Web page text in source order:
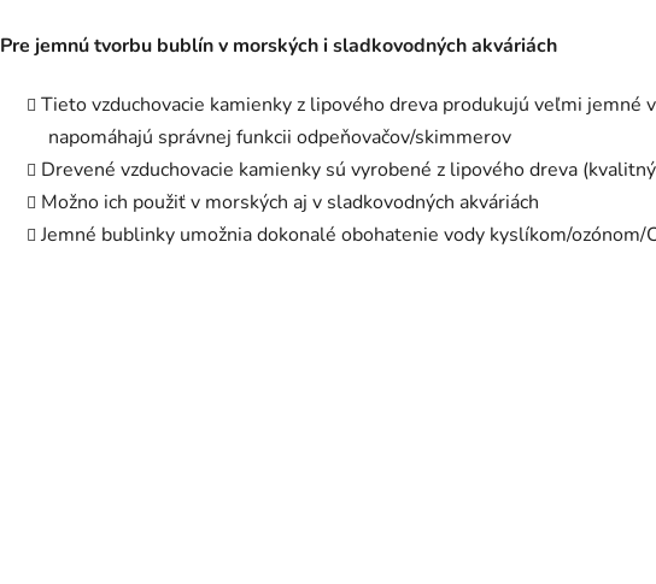
Pre jemnú tvorbu bublín v morských i sladkovodných akváriách
Tieto vzduchovacie kamienky z lipového dreva produkujú veľmi jemné
napomáhajú správnej funkcii odpeňovačov/skimmerov
Drevené vzduchovacie kamienky sú vyrobené z lipového dreva
Možno ich použiť v morských aj v sladkovodných akváriách
Jemné bublinky umožnia dokonalé obohatenie vody kyslíkom/ozónom/